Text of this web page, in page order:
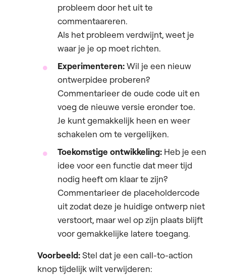
probleem door het uit te
commentaareren.
Als het probleem verdwijnt, weet je
waar je je op moet richten.
Experimenteren:Wil je een nieuw
ontwerpidee proberen?
Commentarieer de oude code uit en
voeg de nieuwe versie eronder toe.
Je kunt gemakkelijk heen en weer
schakelen om te vergelijken.
Toekomstige ontwikkeling: Heb je een
idee voor een functie dat meer tijd
nodig heeft om klaar te zijn?
Commentarieer de placeholdercode
uit zodat deze je huidige ontwerp niet
verstoort, maar wel op zijn plaats blijft
voor gemakkelijke latere toegang.
Voorbeeld:Stel dat je een call-to-action
knop tijdelijk wilt verwijderen: